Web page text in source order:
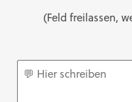
(Feld freilassen,
Schnupperwunsch